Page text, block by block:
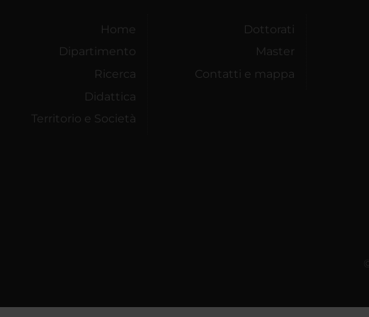
Home
Dipartimento
Ricerca
Didattica
Territorio e Società
Dottorati
Master
Contatti e mappa